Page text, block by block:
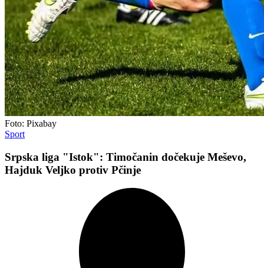
Foto: Pixabay
Sport
Srpska liga "Istok": Timočanin dočekuje Meševo,
Hajduk Veljko protiv Pčinje